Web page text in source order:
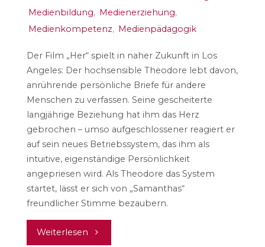
Medienbildung, Medienerziehung,
Medienkompetenz, Medienpädagogik
Der Film „Her“ spielt in naher Zukunft in Los
Angeles: Der hochsensible Theodore lebt davon,
anrührende persönliche Briefe für andere
Menschen zu verfassen. Seine gescheiterte
langjährige Beziehung hat ihm das Herz
gebrochen – umso aufgeschlossener reagiert er
auf sein neues Betriebssystem, das ihm als
intuitive, eigenständige Persönlichkeit
angepriesen wird. Als Theodore das System
startet, lässt er sich von „Samanthas“
freundlicher Stimme bezaubern.
Weiterlesen "Her"